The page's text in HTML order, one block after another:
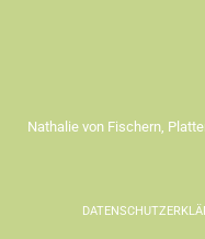
Nathalie von Fischern,